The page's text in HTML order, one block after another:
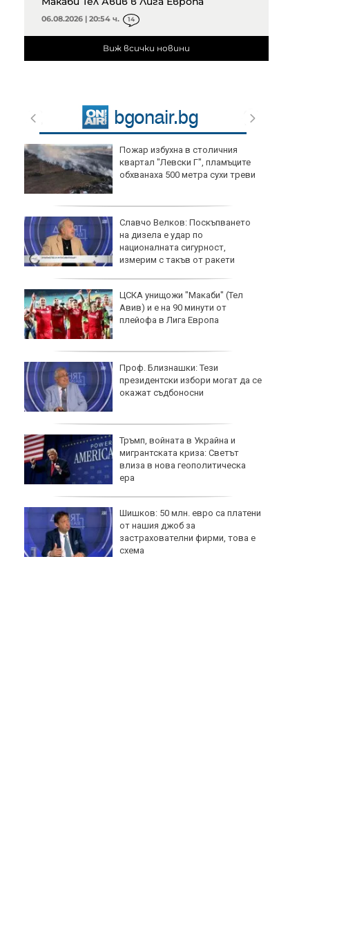
06.08.2026 | 20:54 ч. 14
Виж всички новини
Пожар избухна в столичния
квартал "Левски Г", пламъците
обхванаха 500 метра сухи треви
Славчо Велков: Поскъпването
на дизела е удар по
националната сигурност,
измерим с такъв от ракети
ЦСКА унищожи "Макаби" (Тел
Авив) и е на 90 минути от
плейофа в Лига Европа
Проф. Близнашки: Тези
президентски избори могат да се
окажат съдбоносни
Тръмп, войната в Украйна и
мигрантската криза: Светът
влиза в нова геополитическа
ера
Шишков: 50 млн. евро са платени
от нашия джоб за
застрахователни фирми, това е
схема